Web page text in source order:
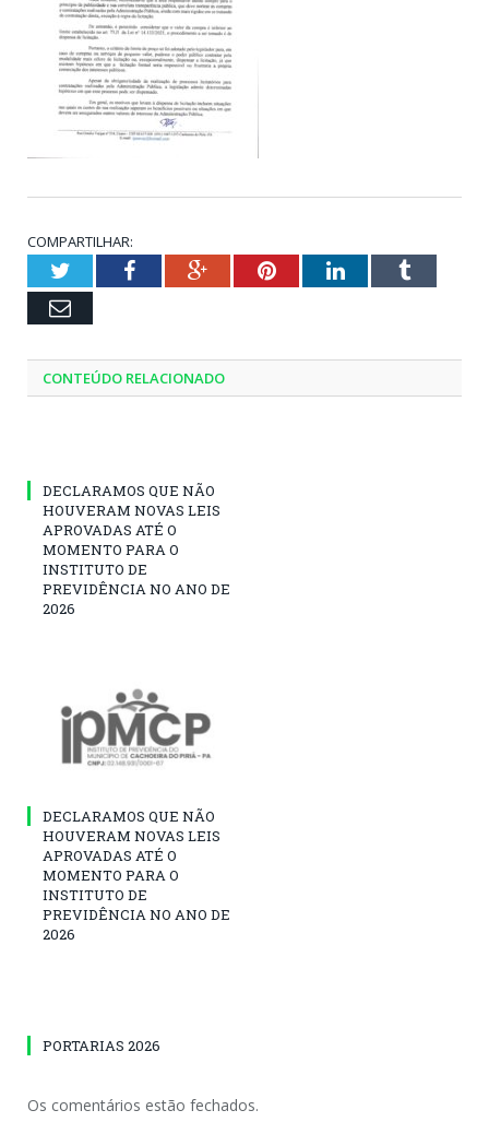
COMPARTILHAR:
TwitterFacebookGoogle+PinterestLinkedInTumblr
Email
CONTEÚDO RELACIONADO
DECLARAMOS QUE NÃO
HOUVERAM NOVAS LEIS
APROVADAS ATÉ O
MOMENTO PARA O
INSTITUTO DE
PREVIDÊNCIA NO ANO DE
2026
DECLARAMOS QUE NÃO
HOUVERAM NOVAS LEIS
APROVADAS ATÉ O
MOMENTO PARA O
INSTITUTO DE
PREVIDÊNCIA NO ANO DE
2026
PORTARIAS 2026
Os comentários estão fechados.